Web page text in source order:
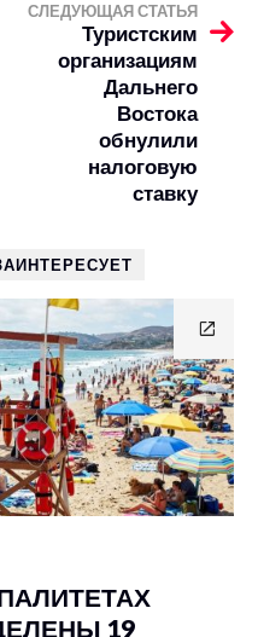
СЛЕДУЮЩАЯ СТАТЬЯ
Туристским
организациям
Дальнего
Востока
обнулили
налоговую
ставку
19